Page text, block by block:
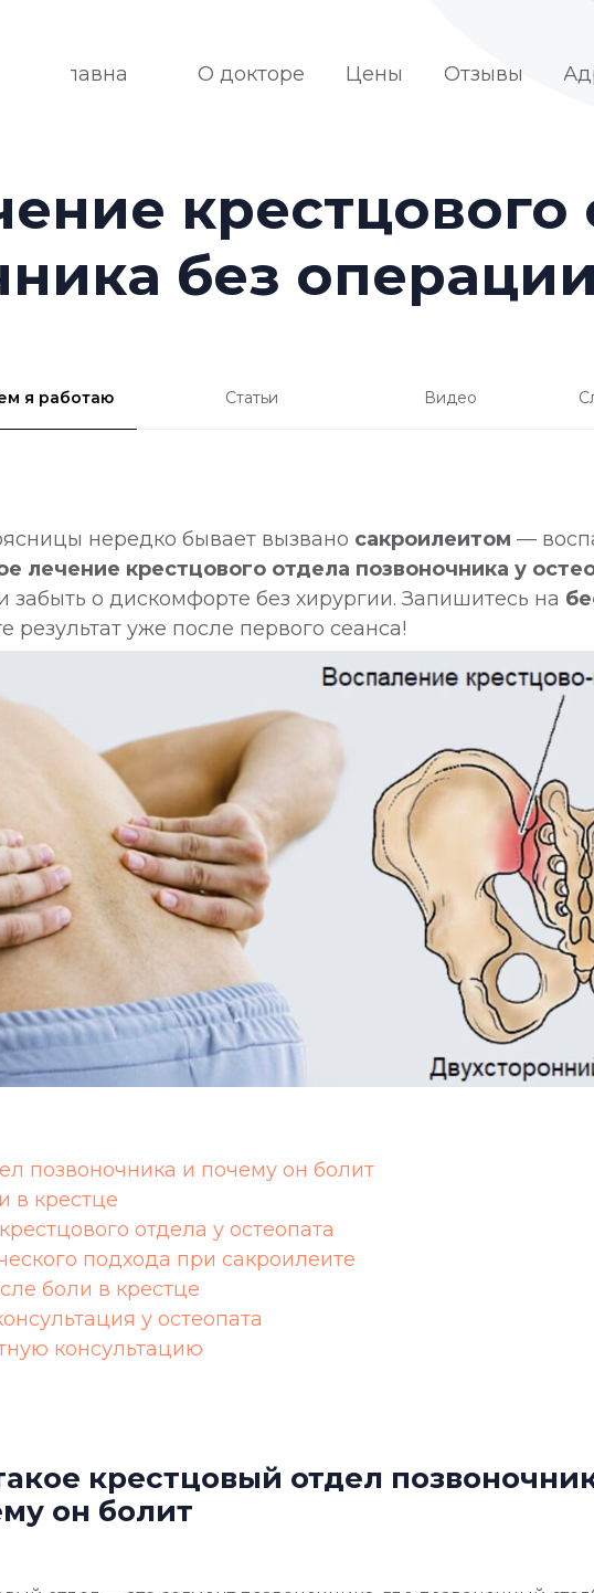
Цены Отзывы
О докторе
крестцового
без
Главная
я работаю Статьи Видео
нередко бывает вызвано сакроилеитом —
лечение крестцового отдела позвоночника у
забыть о дискомфорте без хирургии. Запишитесь на
результат уже после первого сеанса!
позвоночника и почему он болит
в крестце
отдела у остеопата
подхода при сакроилеитe
боли в крестце
у остеопата
консультацию
крестцовый отдел
он болит